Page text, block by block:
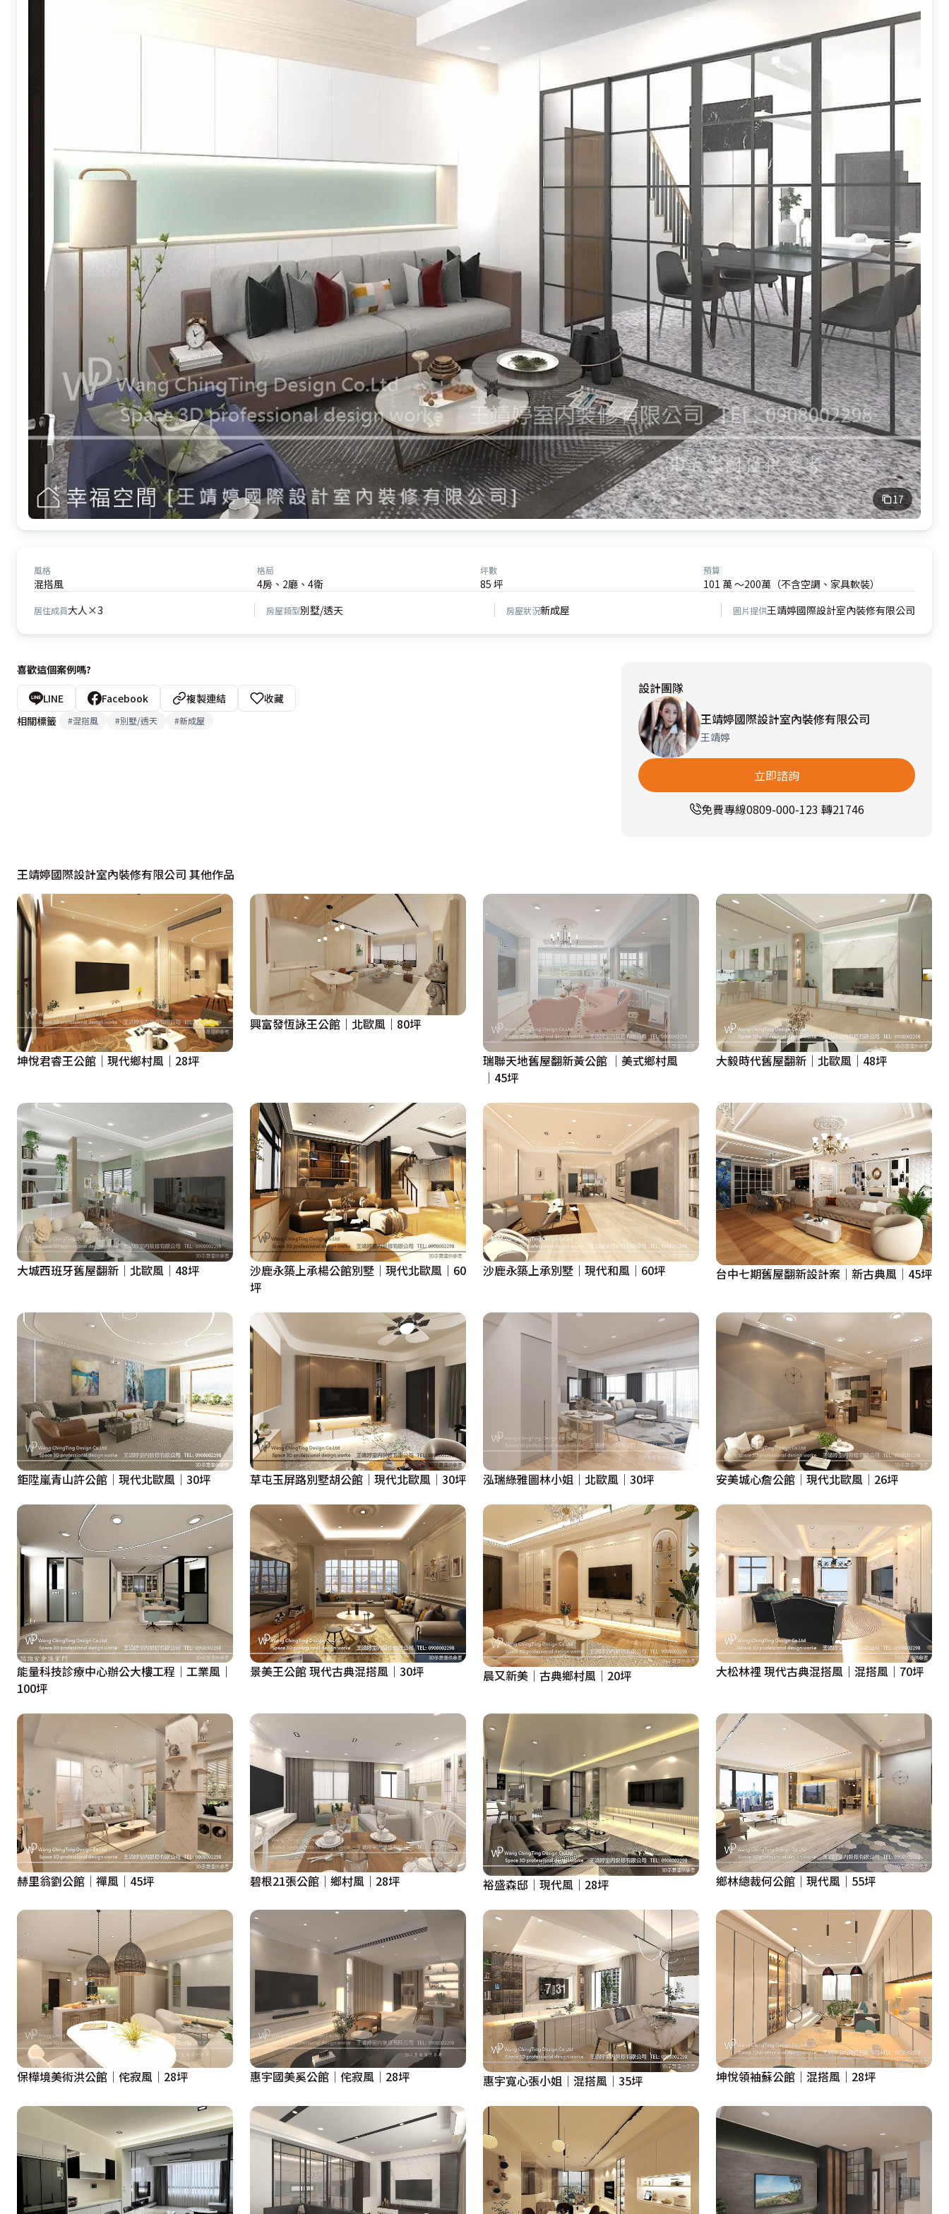
17
風格
混搭風
格局
4房、2廳、4衛
坪數
85 坪
預算
101 萬 ～200萬（不含空調、家具軟裝）
居住成員大人×3 房屋類型別墅/透天 房屋狀況新成屋 圖片提供王靖婷國際設計室內裝修有限公司
喜歡這個案例嗎?
LINE Facebook 複製連結
收藏
相關標籤
#混搭風 #別墅/透天 #新成屋
設計團隊
王靖婷國際設計室內裝修有限公司
王靖婷
立即諮詢
免費專線0809-000-123 轉21746
王靖婷國際設計室內裝修有限公司 其他作品
坤悅君睿王公館｜現代鄉村風｜28坪
興富發恆詠王公館｜北歐風｜80坪
瑞聯天地舊屋翻新黃公館 │美式鄉村風
│45坪
大毅時代舊屋翻新｜北歐風｜48坪
大城西班牙舊屋翻新│北歐風│48坪
沙鹿永築上承楊公館別墅｜現代北歐風｜60
坪
沙鹿永築上承別墅│現代和風│60坪 台中七期舊屋翻新設計案│新古典風│45坪
鉅陞嵐青山許公館│現代北歐風│30坪 草屯玉屏路別墅胡公館│現代北歐風│30坪 泓瑞綠雅圖林小姐│北歐風│30坪 安美城心詹公館│現代北歐風│26坪
能量科技診療中心辦公大樓工程｜工業風｜
100坪
景美王公館 現代古典混搭風｜30坪 晨又新美│古典鄉村風│20坪 大松林裡 現代古典混搭風｜混搭風｜70坪
赫里翁劉公館│禪風│45坪 碧根21張公館｜鄉村風｜28坪 裕盛森邸│現代風│28坪 鄉林總裁何公館｜現代風｜55坪
保樺境美術洪公館│侘寂風│28坪 惠宇國美奚公館│侘寂風│28坪 惠宇寬心張小姐│混搭風│35坪 坤悅領袖蘇公館｜混搭風｜28坪